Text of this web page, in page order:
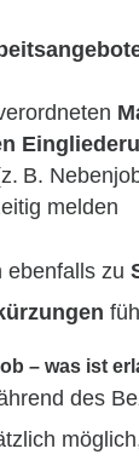
B.
melden
ebenfalls zu
– was ist
des